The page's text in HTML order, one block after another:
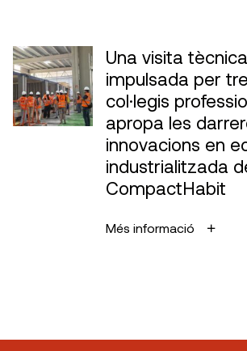
Una visita tècnica
impulsada per
col·legis
apropa les
innovacions en
industrialitzada
CompactHabit
Més informació